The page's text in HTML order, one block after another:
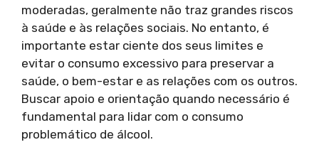
moderadas, geralmente não traz grandes riscos
à saúde e às relações sociais. No entanto, é
importante estar ciente dos seus limites e
evitar o consumo excessivo para preservar a
saúde, o bem-estar e as relações com os outros.
Buscar apoio e orientação quando necessário é
fundamental para lidar com o consumo
problemático de álcool.